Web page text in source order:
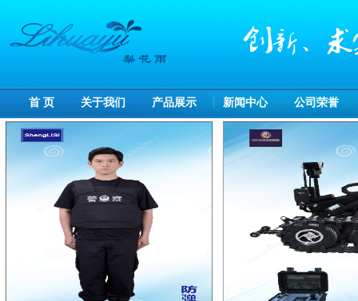
首 页 关于我们 产品展示 新闻中心 公司荣誉